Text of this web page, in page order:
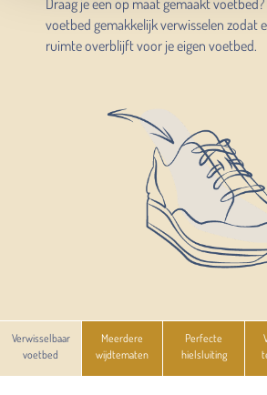
voetbed gemakkelijk verwisselen zodat
ruimte overblijft voor je eigen voetbed.
Verwisselbaar
voetbed
Meerdere
wijdtematen
Perfecte
hielsluiting